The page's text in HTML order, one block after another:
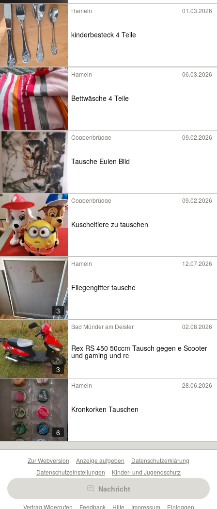
Hameln 01.03.2026
kinderbesteck 4 Teile
Hameln 06.03.2026
Bettwäsche 4 Teile
Coppenbrügge 09.02.2026
Tausche Eulen Bild
Coppenbrügge 09.02.2026
Kuscheltiere zu tauschen
3
Hameln 12.07.2026
Fliegengitter tausche
3
Bad Münder am Deister 02.08.2026
Rex RS 450 50ccm Tausch gegen e Scooter
und gaming und rc
6
Hameln 28.06.2026
Kronkorken Tauschen
Nachricht
Zur Webversion Anzeige aufgeben
Datenschutzerklärung
Datenschutzeinstellungen
Kinder- und Jugendschutz
Barrierefreiheitserklärung
Vertrag Widerrufen
Feedback Hilfe Impressum Einloggen